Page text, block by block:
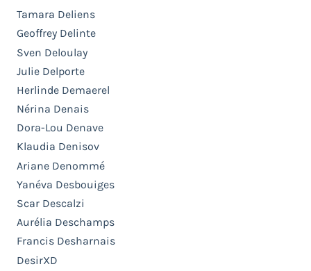
Tamara Deliens
Geoffrey Delinte
Sven Deloulay
Julie Delporte
Herlinde Demaerel
Nérina Denais
Dora-Lou Denave
Klaudia Denisov
Ariane Denommé
Yanéva Desbouiges
Scar Descalzi
Aurélia Deschamps
Francis Desharnais
DesirXD